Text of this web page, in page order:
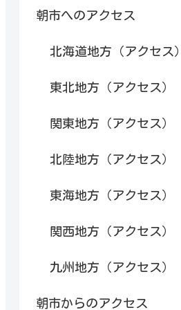
朝市へのアクセス
北海道地方（アクセス）
東北地方（アクセス）
関東地方（アクセス）
北陸地方（アクセス）
東海地方（アクセス）
関西地方（アクセス）
九州地方（アクセス）
朝市からのアクセス